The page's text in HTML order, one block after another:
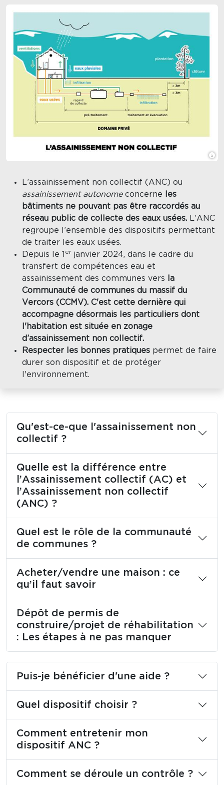
L’assainissement non collectif (ANC) ou
assainissement autonomeconcerne
les
bâtiments ne pouvant pas être raccordés au
réseau public de collecte des eaux usées. L’ANC
regroupe l’ensemble des dispositifs permettant
de traiter les eaux usées.
Depuis le 1 er janvier 2024, dans le cadre du
transfert de compétences eau et
assainissement des communes vers
la
Communauté de communes du massif du
Vercors (CCMV). C'est cette dernière qui
accompagne désormais les particuliers dont
l'habitation est située en zonage
d’assainissement non collectif.
Respecter les bonnes pratiques permet de faire
durer son dispositif et de protéger
l'environnement.
Qu'est-ce-que l'assainissement non
collectif ?
Quelle est la différence entre
l’Assainissement collectif (AC) et
l’Assainissement non collectif
(ANC) ?
Quel est le rôle de la communauté
de communes ?
Acheter/vendre une maison : ce
qu’il faut savoir
Dépôt de permis de
construire/projet de réhabilitation
: Les étapes à ne pas manquer
Puis-je bénéficier d'une aide ?
Quel dispositif choisir ?
Comment entretenir mon
dispositif ANC ?
Comment se déroule un contrôle ?